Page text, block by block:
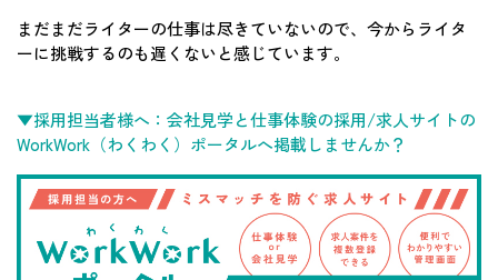
まだまだライターの仕事は尽きていないので、今からライタ
ーに挑戦するのも遅くないと感じています。
▼採用担当者様へ：会社見学と仕事体験の採用/求人サイトの
WorkWork（わくわく）ポータルへ掲載しませんか？